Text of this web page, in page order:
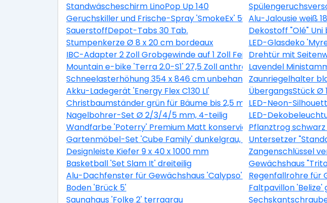
Standwäscheschirm LinoPop Up 140
Geruchskiller und Frische-Spray 'SmokeEx' 500 mlAlu-Jalousie weiß
SauerstoffDepot-Tabs 30 Tab.
Dekostoff "Olé"
Stumpenkerze Ø 8 x 20 cm bordeaux
LED-Glasdeko
IBC-Adapter 2 Zoll Grobgewinde auf 1 Zoll Feingewinde
Drehtür mit
Mountain e-bike 'Terra 2.0-S1' 27,5 Zoll anthrazitLavendel
Schneelasterhöhung 354 x 846 cm unbehandelt 6 Stück
Zaunriegelhalter
Akku-Ladegerät 'Energy Flex C130 LI'
ÜbergangsStück Ø
Christbaumständer grün für Bäume bis 2,5 m LED-Neon-
Nagelbohrer-Set Ø 2/3/4/5 mm, 4-teilig
LED-
Wandfarbe 'Poterry' Premium Matt konservierungsmittelfrei 2,5 l
Pflanztrog
Gartenmöbel-Set 'Cube Family' dunkelgrau, 9-teiligUntersetzer
Designleiste Kiefer 9 x 40 x 1000 mm
Zangenschlüssel
Basketball 'Set Slam It' dreiteilig
Gewächshaus
Alu-Dachfenster für Gewächshaus 'Calypso' grün 60,2 x 73,6 cm
Regenfallrohre für
Boden 'Brück 5'
Faltpavillon 'Belize'
Saunahaus 'Folke 2' terragrau